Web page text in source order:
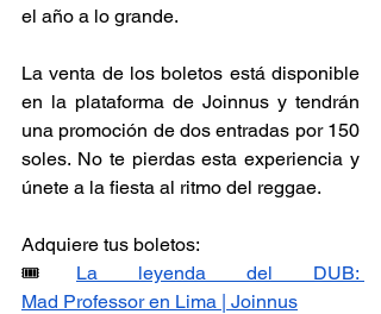
el año a lo grande.
La venta de los boletos está disponible
en la plataforma de Joinnus y tendrán
una promoción de dos entradas por 150
soles. No te pierdas esta experiencia y
únete a la fiesta al ritmo del reggae.
Adquiere tus boletos:
🎟️ La leyenda del DUB:
Mad Professor en Lima | Joinnus